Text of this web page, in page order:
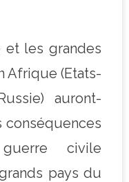
et les grandes
Afrique (Etats-
auront-
conséquences
civile
pays du